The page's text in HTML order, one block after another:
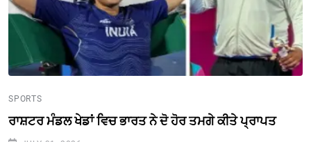
SPORTS
ਰਾਸ਼ਟਰ ਮੰਡਲ ਖੇਡਾਂ ਵਿਚ ਭਾਰਤ ਨੇ ਦੋ ਹੋਰ ਤਮਗੇ ਕੀਤੇ ਪ੍ਰਾਪਤ